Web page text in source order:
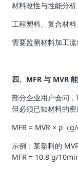
材料改性与性能分析
工程塑料、复合材
需要监测材料加工
四、MFR 与 MVR
部分企业用户会问
但必须已知材料的
MFR = MVR × ρ（g/
示例：某塑料的
MFR = 10.8 g/